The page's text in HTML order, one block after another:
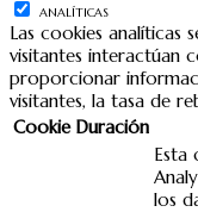
ANALÍTICAS
Las cookies analíticas
visitantes interactúan
proporcionar
visitantes, la tasa de
Cookie Duración
Esta
los